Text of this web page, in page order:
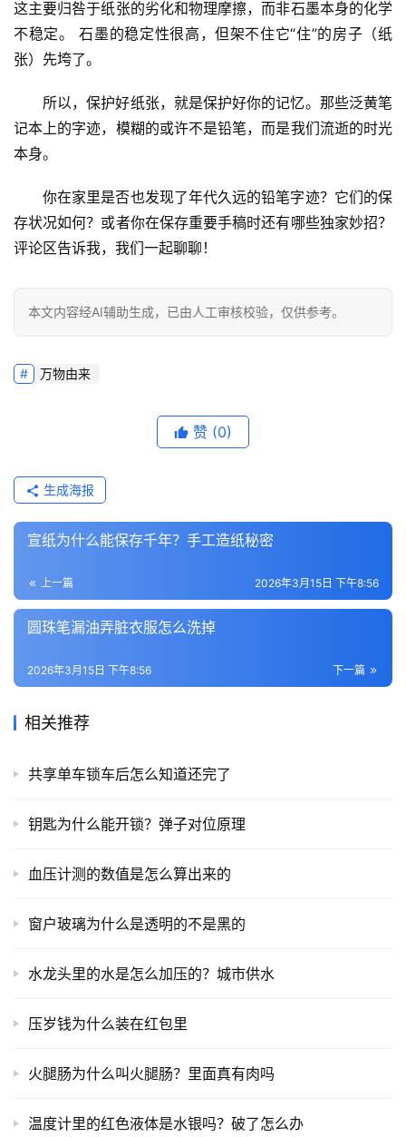
这主要归咎于纸张的劣化和物理摩擦，而非石墨本身的化学
不稳定。
石墨的稳定性很高，但架不住它“住”的房子（纸
张）先垮了。
所以，保护好纸张，就是保护好你的记忆。那些泛黄笔
记本上的字迹，模糊的或许不是铅笔，而是我们流逝的时光
本身。
你在家里是否也发现了年代久远的铅笔字迹？它们的保
存状况如何？或者你在保存重要手稿时还有哪些独家妙招？
评论区告诉我，我们一起聊聊！
本文内容经AI辅助生成，已由人工审核校验，仅供参考。
万物由来
赞 (0)
生成海报
宣纸为什么能保存千年？手工造纸秘密
上一篇 2026年3月15日 下午8:56
圆珠笔漏油弄脏衣服怎么洗掉
下一篇
2026年3月15日 下午8:56
相关推荐
共享单车锁车后怎么知道还完了
钥匙为什么能开锁？弹子对位原理
血压计测的数值是怎么算出来的
窗户玻璃为什么是透明的不是黑的
水龙头里的水是怎么加压的？城市供水
压岁钱为什么装在红包里
火腿肠为什么叫火腿肠？里面真有肉吗
温度计里的红色液体是水银吗？破了怎么办